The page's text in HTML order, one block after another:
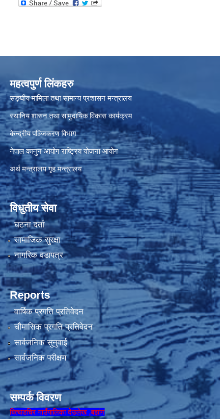
महत्वपुर्ण लिंकहरु
सङ्घीय मामिला तथा सामान्य प्रशासन मन्त्रालय
स्थानिय शासन तथा सामुदायिक विकास कार्यक्रम
केन्द्रीय पञ्जिकरण विभाग
नेपाल कानुन आयोग राष्ट्रिय योजना आयोग
अर्थ मन्त्रालय गृह मन्त्रालय
विधुतीय सेवा
घटना दर्ता
सामाजिक सुरक्षा
नागरिक वडापत्र
Reports
वार्षिक प्रगति प्रतिवेदन
चौमासिक प्रगति प्रतिवेदन
सार्वजनिक सुनुवाई
सार्वजनिक परीक्षण
सम्पर्क विवरण
बित्थडचिर गाउँपालिका देउलेख ,बझांग